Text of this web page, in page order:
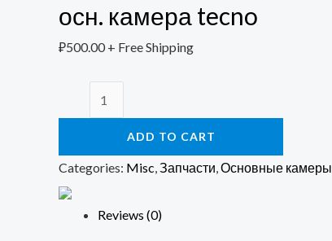
осн. камера tecno
₽500.00 + Free Shipping
камера
quantity
ADD TO CART
Categories: Misc,Запчасти,Основные камеры
Reviews (0)